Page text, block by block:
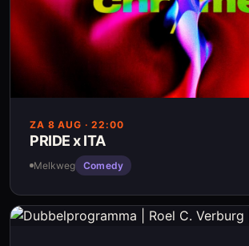
ZA 8 AUG · 22:00
PRIDE x ITA
Melkweg Comedy